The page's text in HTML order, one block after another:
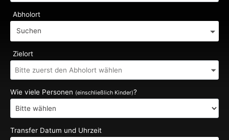
Abholort
Suchen
Zielort
Wie viele Personen (einschließlich Kinder)?
Transfer Datum und Uhrzeit